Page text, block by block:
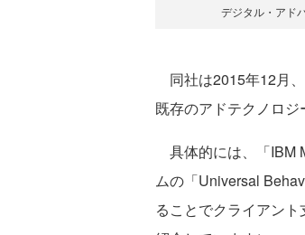
デジタル・アド
同社は2015年12月
既存のアドテクノロジ
具体的には、「IBM
ムの「Universal
ることでクライアン